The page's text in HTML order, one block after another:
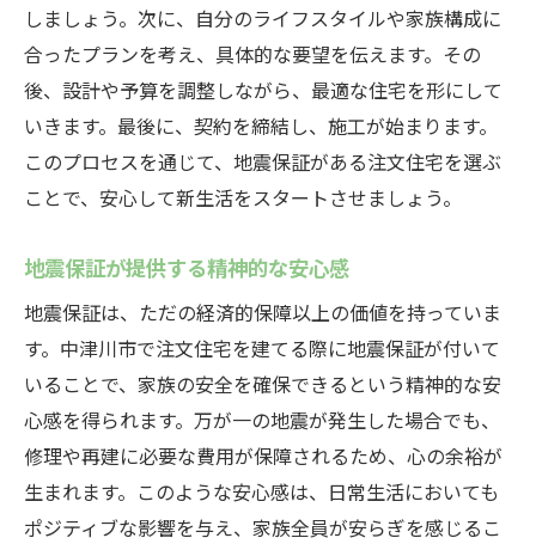
しましょう。次に、自分のライフスタイルや家族構成に
合ったプランを考え、具体的な要望を伝えます。その
後、設計や予算を調整しながら、最適な住宅を形にして
いきます。最後に、契約を締結し、施工が始まります。
このプロセスを通じて、地震保証がある注文住宅を選ぶ
ことで、安心して新生活をスタートさせましょう。
地震保証が提供する精神的な安心感
地震保証は、ただの経済的保障以上の価値を持っていま
す。中津川市で注文住宅を建てる際に地震保証が付いて
いることで、家族の安全を確保できるという精神的な安
心感を得られます。万が一の地震が発生した場合でも、
修理や再建に必要な費用が保障されるため、心の余裕が
生まれます。このような安心感は、日常生活においても
ポジティブな影響を与え、家族全員が安らぎを感じるこ